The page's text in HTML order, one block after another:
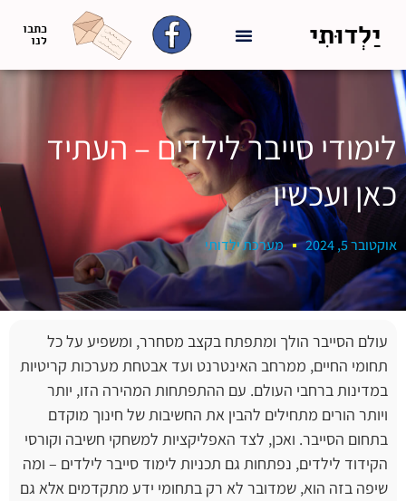
יַלְדוּתִי כתבו
לנו
לימודי סייבר לילדים – העתיד
כאן ועכשיו
אוקטובר 5, 2024 מערכת ילדותי
עולם הסייבר הולך ומתפתח בקצב מסחרר, ומשפיע על כל
תחומי החיים, ממרחב האינטרנט ועד אבטחת מערכות קריטיות
במדינות ברחבי העולם. עם ההתפתחות המהירה הזו, יותר
ויותר הורים מתחילים להבין את החשיבות של חינוך מוקדם
בתחום הסייבר. ואכן, לצד האפליקציות למשחקי חשיבה וקורסי
הקידוד לילדים, נפתחות גם תכניות לימוד סייבר לילדים – ומה
שיפה בזה הוא, שמדובר לא רק בתחומי ידע מתקדמים אלא גם